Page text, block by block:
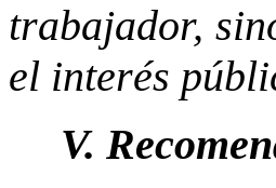
trabajador,
el interés
V.